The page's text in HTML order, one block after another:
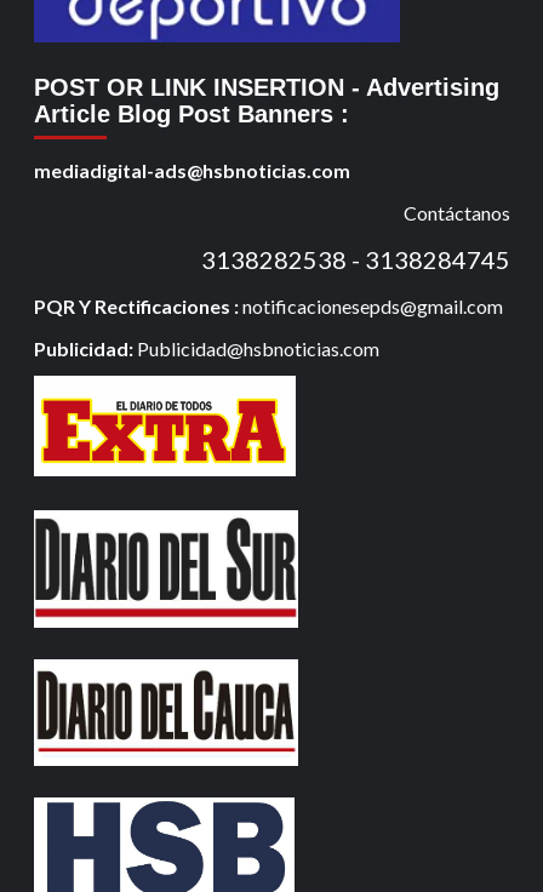
POST OR LINK INSERTION - Advertising
Article Blog Post Banners :
mediadigital-ads@hsbnoticias.com
Contáctanos
3138282538 - 3138284745
PQR Y Rectificaciones :notificacionesepds@gmail.com
Publicidad: Publicidad@hsbnoticias.com